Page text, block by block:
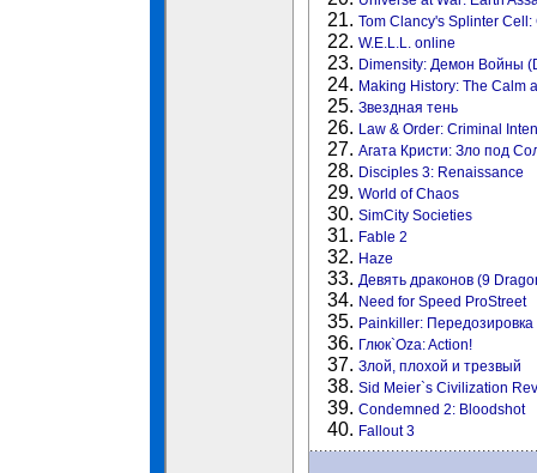
21. Tom Clancy's Splinter Cell:
22. W.E.L.L. online
23. Dimensity: Демон Войны
24. Making History: The Calm
25. Звездная тень
26. Law & Order: Criminal
27. Агата Кристи: Зло под
28. Disciples 3: Renaissance
29. World of Chaos
30. SimCity Societies
31. Fable 2
32. Haze
33. Девять драконов (9
34. Need for Speed ProStreet
35. Painkiller:
36. Глюк`Oza: Action!
37. Злой, плохой и трезвый
38. Sid Meier`s Civilization
39. Condemned 2: Bloodshot
40. Fallout 3